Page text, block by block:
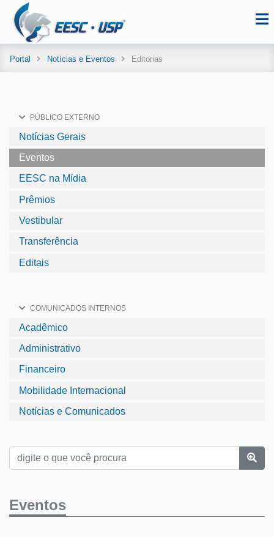
Portal Notícias e Eventos Editorias
PÚBLICO EXTERNO
Notícias Gerais
Eventos
EESC na Mídia
Prêmios
Vestibular
Transferência
Editais
COMUNICADOS INTERNOS
Acadêmico
Administrativo
Financeiro
Mobilidade Internacional
Notícias e Comunicados
Eventos